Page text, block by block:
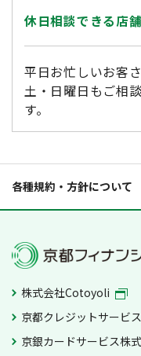
休日相談できる店
平日お忙しいお客
土・日曜日もご相
す。
各種規約・方針について
株式会社Cotoyoli
京都クレジットサービ
京銀カードサービス株